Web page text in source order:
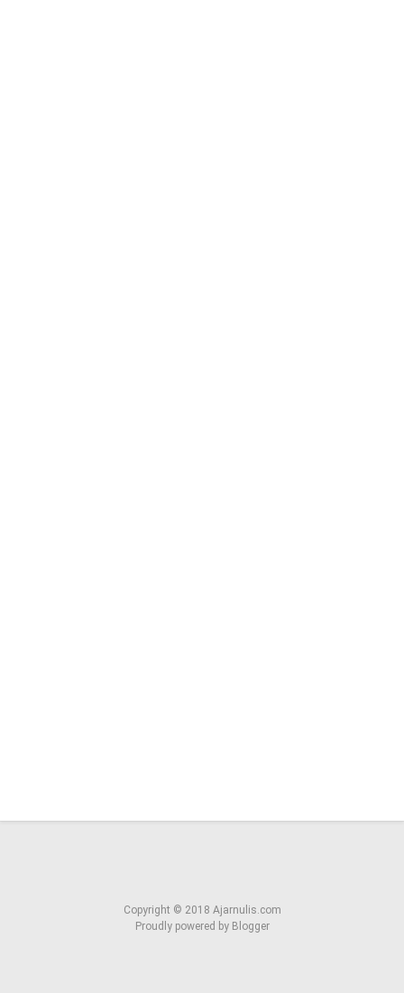
Copyright © 2018 Ajarnulis.com
Proudly powered by Blogger